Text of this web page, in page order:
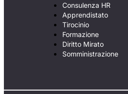
Consulenza HR
Apprendistato
Tirocinio
Formazione
Diritto Mirato
Somministrazione